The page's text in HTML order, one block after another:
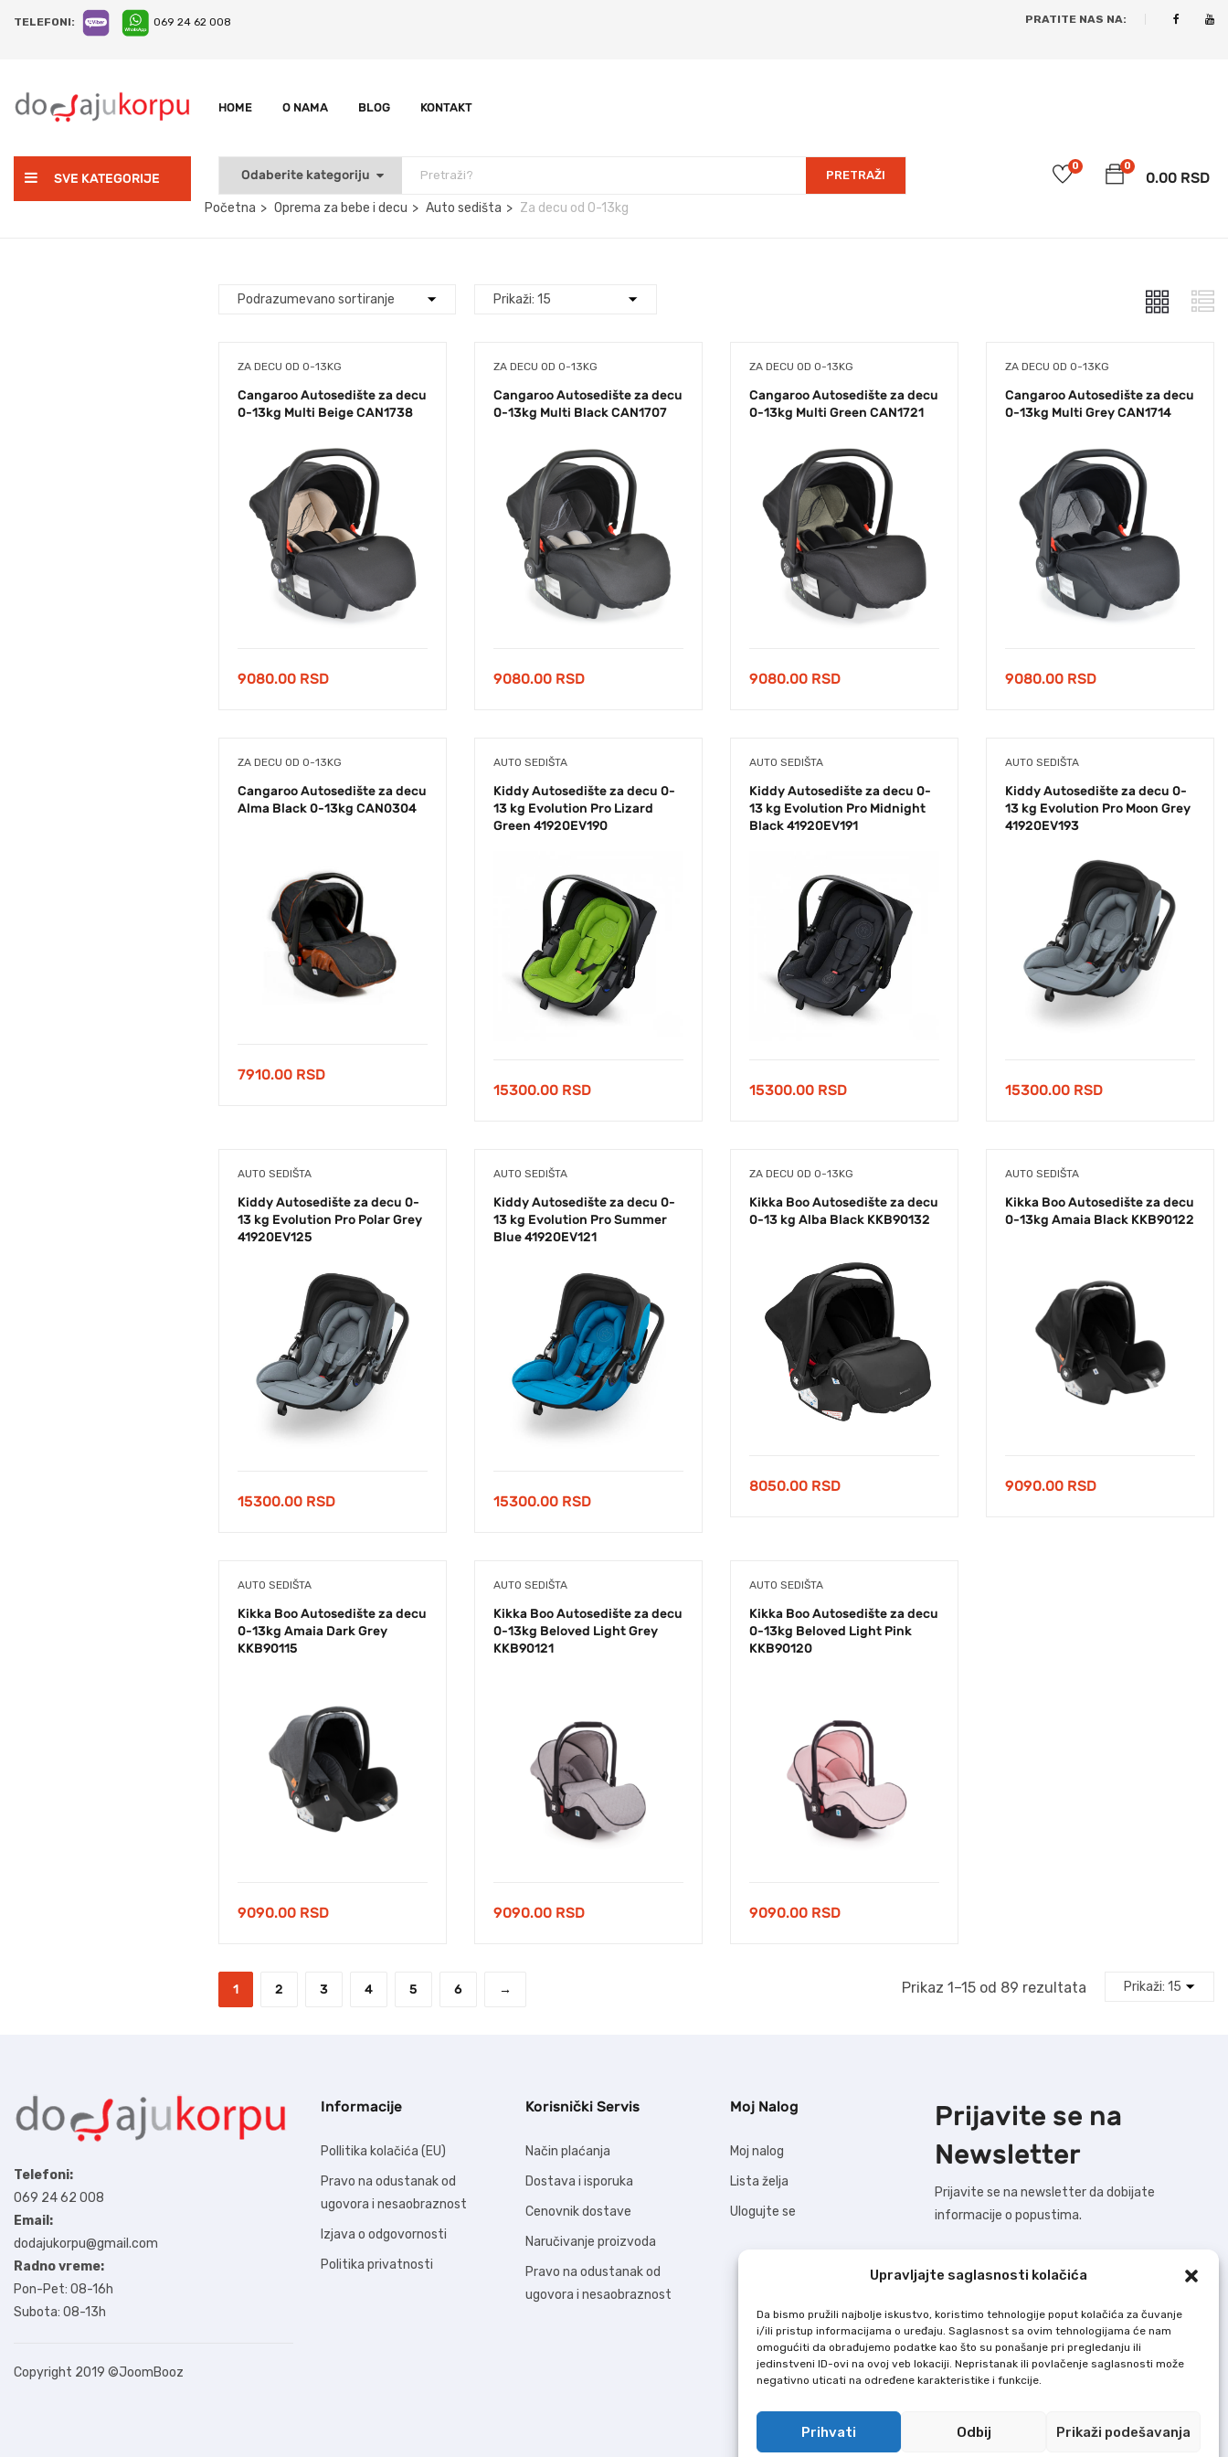
Upravljajte saglasnosti kolačića
Da bismo pružili najbolje iskustvo, koristimo tehnologije poput kolačića za čuvanje
i/ili pristup informacijama o uređaju. Saglasnost sa ovim tehnologijama će nam
omogućiti da obrađujemo podatke kao što su ponašanje pri pregledanju ili
jedinstveni ID-ovi na ovoj veb lokaciji. Nepristanak ili povlačenje saglasnosti može
negativno uticati na određene karakteristike i funkcije.
Prihvati Odbij Prikaži podešavanja
TELEFONI: 069 24 62 008 PRATITE NAS NA:
HOME O NAMA BLOG KONTAKT
SVE KATEGORIJE PRETRAŽI
0
0.00 RSD
0
Početna Oprema za bebe i decu Auto sedišta Za decu od 0-13kg
ZA DECU OD 0-13KG
Cangaroo Autosedište za decu
0-13kg Multi Beige CAN1738
9080.00 RSD
ZA DECU OD 0-13KG
Cangaroo Autosedište za decu
0-13kg Multi Black CAN1707
9080.00 RSD
ZA DECU OD 0-13KG
Cangaroo Autosedište za decu
0-13kg Multi Green CAN1721
9080.00 RSD
ZA DECU OD 0-13KG
Cangaroo Autosedište za decu
0-13kg Multi Grey CAN1714
9080.00 RSD
ZA DECU OD 0-13KG
Cangaroo Autosedište za decu
Alma Black 0-13kg CAN0304
7910.00 RSD
AUTO SEDIŠTA
Kiddy Autosedište za decu 0-
13 kg Evolution Pro Lizard
Green 41920EV190
15300.00 RSD
AUTO SEDIŠTA
Kiddy Autosedište za decu 0-
13 kg Evolution Pro Midnight
Black 41920EV191
15300.00 RSD
AUTO SEDIŠTA
Kiddy Autosedište za decu 0-
13 kg Evolution Pro Moon Grey
41920EV193
15300.00 RSD
AUTO SEDIŠTA
Kiddy Autosedište za decu 0-
13 kg Evolution Pro Polar Grey
41920EV125
15300.00 RSD
AUTO SEDIŠTA
Kiddy Autosedište za decu 0-
13 kg Evolution Pro Summer
Blue 41920EV121
15300.00 RSD
ZA DECU OD 0-13KG
Kikka Boo Autosedište za decu
0-13 kg Alba Black KKB90132
8050.00 RSD
AUTO SEDIŠTA
Kikka Boo Autosedište za decu
0-13kg Amaia Black KKB90122
9090.00 RSD
AUTO SEDIŠTA
Kikka Boo Autosedište za decu
0-13kg Amaia Dark Grey
KKB90115
9090.00 RSD
AUTO SEDIŠTA
Kikka Boo Autosedište za decu
0-13kg Beloved Light Grey
KKB90121
9090.00 RSD
AUTO SEDIŠTA
Kikka Boo Autosedište za decu
0-13kg Beloved Light Pink
KKB90120
9090.00 RSD
1 2 3 4 5 6 → Prikaz 1–15 od 89 rezultata
Telefoni:
069 24 62 008
Email:
dodajukorpu@gmail.com
Radno vreme:
Pon-Pet: 08-16h
Subota: 08-13h
Copyright 2019 ©JoomBooz
Informacije
Pollitika kolačića (EU)
Pravo na odustanak od
ugovora i nesaobraznost
Izjava o odgovornosti
Politika privatnosti
Korisnički Servis
Način plaćanja
Dostava i isporuka
Cenovnik dostave
Naručivanje proizvoda
Pravo na odustanak od
ugovora i nesaobraznost
Moj Nalog
Moj nalog
Lista želja
Ulogujte se
Prijavite se na
Newsletter
Prijavite se na newsletter da dobijate
informacije o popustima.
Dodaj U Korpu nastoji da bude što precizniji
u opisu svih proizvoda, ali ne garantuje da